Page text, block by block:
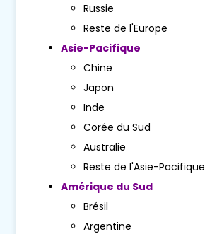
Russie
Reste de l'Europe
Asie-Pacifique
Chine
Japon
Inde
Corée du Sud
Australie
Reste de l'Asie-Pacifique
Amérique du Sud
Brésil
Argentine